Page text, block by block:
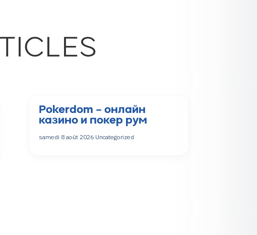
Pokerdom – онлайн
казино и покер рум
samedi 8 août 2026 Uncategorized